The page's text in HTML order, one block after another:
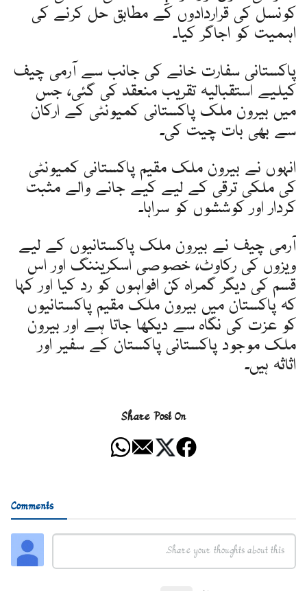
کونسل کی قراردادوں کے مطابق حل کرنے کی
اہمیت کو اجاگر کیا۔
پاکستانی سفارت خانے کی جانب سے آرمی چیف
کیلیے استقبالیہ تقریب منعقد کی گئی، جس
میں بیرون ملک پاکستانی کمیونٹی کے ارکان
سے بھی بات چیت کی۔
انہوں نے بیرون ملک مقیم پاکستانی کمیونٹی
کی ملکی ترقی کے لیے کیے جانے والے مثبت
کردار اور کوششوں کو سراہا۔
آرمی چیف نے بیرون ملک پاکستانیوں کے لیے
ویزوں کی رکاوٹ، خصوصی اسکریننگ اور اس
قسم کی دیگر گمراہ کن افواہوں کو رد کیا اور کہا
کہ پاکستان میں بیرون ملک مقیم پاکستانیوں
کو عزت کی نگاہ سے دیکھا جاتا ہے اور بیرون
ملک موجود پاکستانی پاکستان کے سفیر اور
اثاثہ ہیں۔
Share Post On
Comments